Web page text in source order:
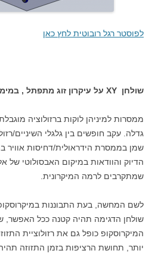
לפוסטר רגל רובוטית לחץ כאן
שולחן XY על עיקרון זוג מתפתל , במימוש משולש .
ממסרות למיניהן לוקות ברזולוציה
גדלה. עקב חופשים בין גלגלי השיניים/
שמן בממסרת הידראולית/דחיסות
הדיוק והוודאות במיקום האבסולוטי
שמתקרבים לרמה המיקרונית.
לשם המחשה, בעת התבוננות
שולחן הדגימה תהיה קטנה ככל האפשר,
המיקרוסקופ כופל גם את רזולוציית
יותר, תחושת הרציפות בזמן התזוזה